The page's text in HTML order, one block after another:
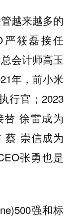
越来越多的
严筱磊接任
会计师高玉
年，前小米
行官；2023
替 徐雷成为
蔡 崇信成为
张勇也是
强和标